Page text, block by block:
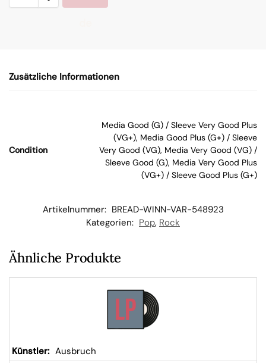
W
b
Zusätzliche Informationen
Condition
Media Good (G) / Sleeve Very Good Plus
(VG+), Media Good Plus (G+) / Sleeve
Very Good (VG), Media Very Good (VG) /
Sleeve Good (G), Media Very Good Plus
(VG+) / Sleeve Good Plus (G+)
Artikelnummer: BREAD-WINN-VAR-548923
Kategorien: Pop, Rock
Ähnliche Produkte
Ausbruch